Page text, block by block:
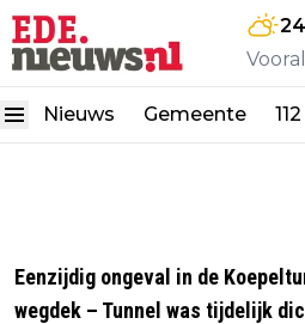
24
Nieuws Gemeente 112
Eenzijdig ongeval in de
wegdek – Tunnel was tijdelijk